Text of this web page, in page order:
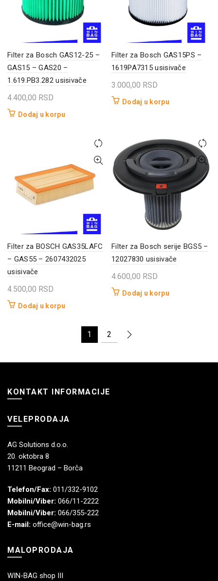
Filter za Bosch GAS12-25 –
GAS15 – GAS20 –
1.619.PB3.282 usisivače
4.400,00 RSD
Dodaj u korpu
Filter za Bosch GAS15PS –
1619PA7315 usisivače
3.000,00 RSD
Dodaj u korpu
Filter za BOSCH GAS35LAFC
– GAS55 – 2607432025
usisivače
4.500,00 RSD
Dodaj u korpu
Filter za Bosch serije BGS5 –
12027830 usisivače
4.600,00 RSD
Dodaj u korpu
1 2
KONTAKT INFORMACIJE
VELEPRODAJA
AG Solutions d.o.o.
20. oktobra 8
11211 Beograd – Borča
Telefon/Fax: 011/332-9102
Mobilni/Viber: 066/11-2222
Mobilni/Viber: 066/355-222
E-mail: office@win-bag.rs
MALOPRODAJA
WIN-BAG shop III